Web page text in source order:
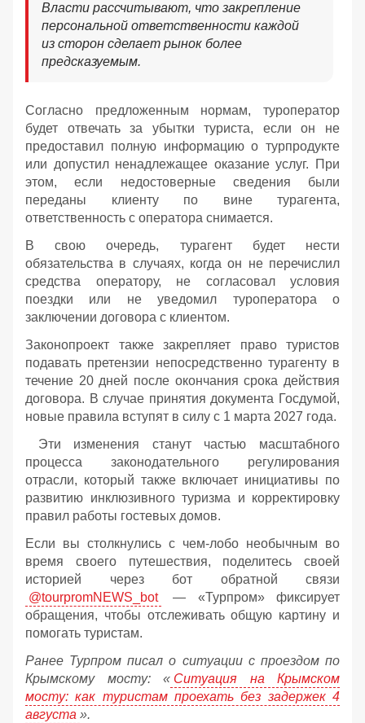
Власти рассчитывают, что закрепление
персональной ответственности каждой
из сторон сделает рынок более
предсказуемым.
Согласно предложенным нормам, туроператор
будет отвечать за убытки туриста, если он не
предоставил полную информацию о турпродукте
или допустил ненадлежащее оказание услуг. При
этом, если недостоверные сведения были
переданы клиенту по вине турагента,
ответственность с оператора снимается.
В свою очередь, турагент будет нести
обязательства в случаях, когда он не перечислил
средства оператору, не согласовал условия
поездки или не уведомил туроператора о
заключении договора с клиентом.
Законопроект также закрепляет право туристов
подавать претензии непосредственно турагенту в
течение 20 дней после окончания срока действия
договора. В случае принятия документа Госдумой,
новые правила вступят в силу с 1 марта 2027 года.
Эти изменения станут частью масштабного
процесса законодательного регулирования
отрасли, который также включает инициативы по
развитию инклюзивного туризма и корректировку
правил работы гостевых домов.
Если вы столкнулись с чем-лобо необычным во
время своего путешествия, поделитесь своей
историей через бот обратной связи
@tourpromNEWS_bot
— «Турпром» фиксирует
обращения, чтобы отслеживать общую картину и
помогать туристам.
Ранее Турпром писал о ситуации с проездом по
Крымскому мосту: « Ситуация на Крымском
мосту: как туристам проехать без задержек 4
августа ».